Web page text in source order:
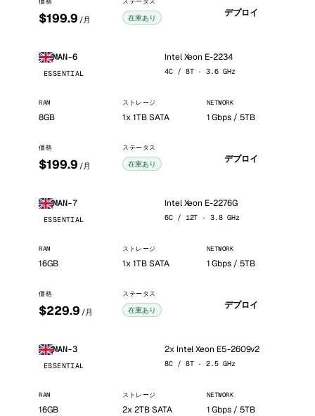
$199.9 /月 在庫あり デプロイ
MAN-6
ESSENTIAL
Intel Xeon E-2234
4C / 8T · 3.6 GHz
RAM
8GB
ストレージ
1x 1TB SATA
NETWORK
1 Gbps / 5TB
価格
$199.9 /月
ステータス
在庫あり デプロイ
MAN-7
ESSENTIAL
Intel Xeon E-2276G
6C / 12T · 3.8 GHz
RAM
16GB
ストレージ
1x 1TB SATA
NETWORK
1 Gbps / 5TB
価格
$229.9 /月
ステータス
在庫あり デプロイ
MAN-3
ESSENTIAL
2x Intel Xeon E5-2609v2
8C / 8T · 2.5 GHz
RAM
16GB
ストレージ
2x 2TB SATA
NETWORK
1 Gbps / 5TB